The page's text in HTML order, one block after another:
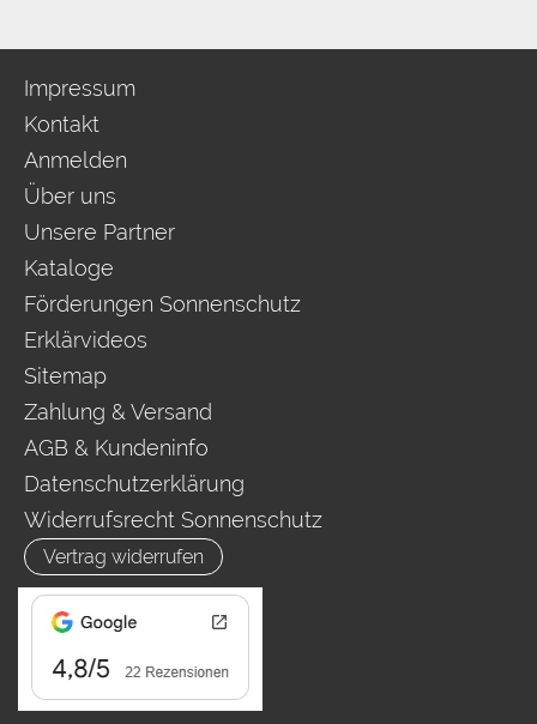
Impressum
Kontakt
Anmelden
Über uns
Unsere Partner
Kataloge
Förderungen Sonnenschutz
Erklärvideos
Sitemap
Zahlung & Versand
AGB & Kundeninfo
Datenschutzerklärung
Widerrufsrecht Sonnenschutz
Vertrag widerrufen